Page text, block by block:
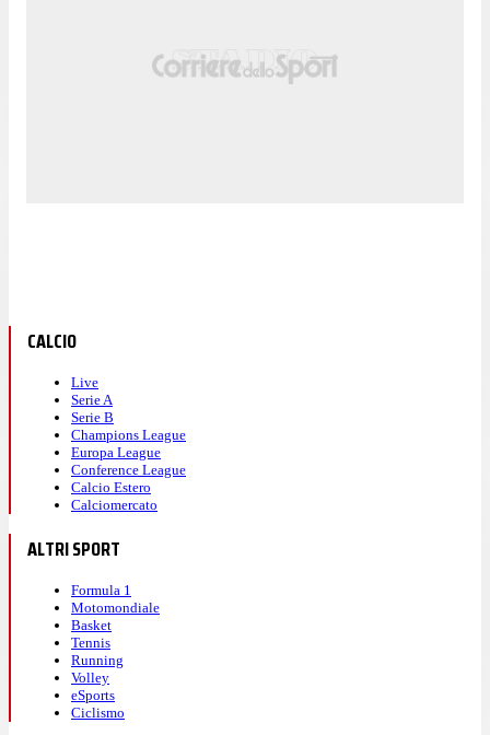
CALCIO
Live
Serie A
Serie B
Champions League
Europa League
Conference League
Calcio Estero
Calciomercato
ALTRI SPORT
Formula 1
Motomondiale
Basket
Tennis
Running
Volley
eSports
Ciclismo